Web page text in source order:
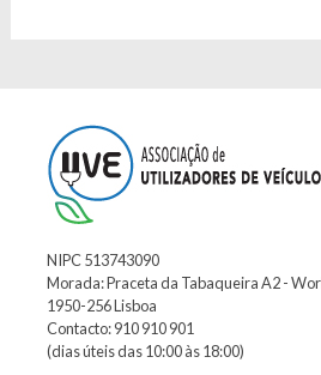
NIPC 513743090
Morada: Praceta da Tabaqueira A2 -
1950-256 Lisboa
Contacto: 910 910 901
(dias úteis das 10:00 às 18:00)